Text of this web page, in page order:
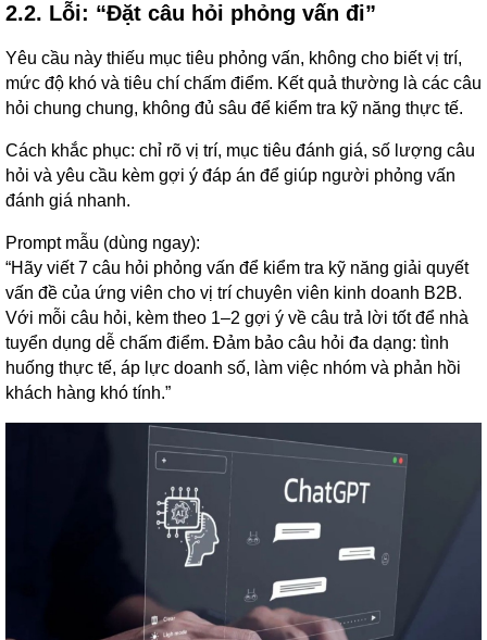
2.2. Lỗi: “Đặt câu hỏi phỏng vấn đi”
Yêu cầu này thiếu mục tiêu phỏng vấn, không cho biết vị trí,
mức độ khó và tiêu chí chấm điểm. Kết quả thường là các câu
hỏi chung chung, không đủ sâu để kiểm tra kỹ năng thực tế.
Cách khắc phục: chỉ rõ vị trí, mục tiêu đánh giá, số lượng câu
hỏi và yêu cầu kèm gợi ý đáp án để giúp người phỏng vấn
đánh giá nhanh.
Prompt mẫu (dùng ngay):
“Hãy viết 7 câu hỏi phỏng vấn để kiểm tra kỹ năng giải quyết
vấn đề của ứng viên cho vị trí chuyên viên kinh doanh B2B.
Với mỗi câu hỏi, kèm theo 1–2 gợi ý về câu trả lời tốt để nhà
tuyển dụng dễ chấm điểm. Đảm bảo câu hỏi đa dạng: tình
huống thực tế, áp lực doanh số, làm việc nhóm và phản hồi
khách hàng khó tính.”